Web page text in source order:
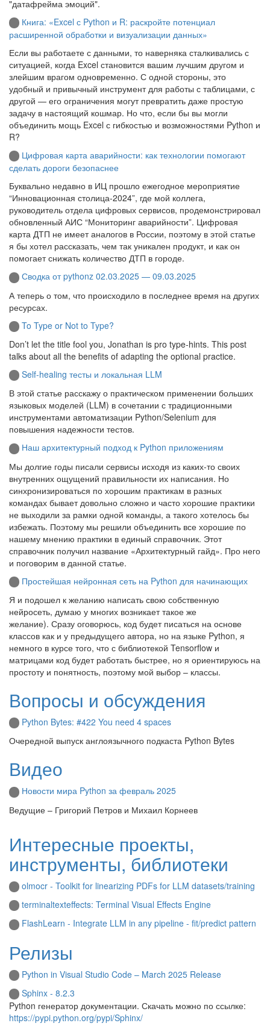
"датафрейма эмоций".
Книга: «Excel с Python и R: раскройте потенциал
расширенной обработки и визуализации данных»
Если вы работаете с данными, то наверняка сталкивались с
ситуацией, когда Excel становится вашим лучшим другом и
злейшим врагом одновременно. С одной стороны, это
удобный и привычный инструмент для работы с таблицами, с
другой — его ограничения могут превратить даже простую
задачу в настоящий кошмар. Но что, если бы вы могли
объединить мощь Excel с гибкостью и возможностями Python и
R?
Цифровая карта аварийности: как технологии помогают
сделать дороги безопаснее
Буквально недавно в ИЦ прошло ежегодное мероприятие
“Инновационная столица-2024”, где мой коллега,
руководитель отдела цифровых сервисов, продемонстрировал
обновленный АИС “Мониторинг аварийности”. Цифровая
карта ДТП не имеет аналогов в России, поэтому в этой статье
я бы хотел рассказать, чем так уникален продукт, и как он
помогает снижать количество ДТП в городе.
Сводка от pythonz 02.03.2025 — 09.03.2025
А теперь о том, что происходило в последнее время на других
ресурсах.
To Type or Not to Type?
Don’t let the title fool you, Jonathan is pro type-hints. This post
talks about all the benefits of adapting the optional practice.
Self-healing тесты и локальная LLM
В этой статье расскажу о практическом применении больших
языковых моделей (LLM) в сочетании с традиционными
инструментами автоматизации Python/Selenium для
повышения надежности тестов.
Наш архитектурный подход к Python приложениям
Мы долгие годы писали сервисы исходя из каких-то своих
внутренних ощущений правильности их написания. Но
синхронизироваться по хорошим практикам в разных
командах бывает довольно сложно и часто хорошие практики
не выходили за рамки одной команды, а такого хотелось бы
избежать. Поэтому мы решили объединить все хорошие по
нашему мнению практики в единый справочник. Этот
справочник получил название «Архитектурный гайд». Про него
и поговорим в данной статье.
Простейшая нейронная сеть на Python для начинающих
Я и подошел к желанию написать свою собственную
нейросеть, думаю у многих возникает такое же
желание). Сразу оговорюсь, код будет писаться на основе
классов как и у предыдущего автора, но на языке Python, я
немного в курсе того, что с библиотекой Tensorflow и
матрицами код будет работать быстрее, но я ориентируюсь на
простоту и понятность, поэтому мой выбор – классы.
Вопросы и обсуждения
Python Bytes: #422 You need 4 spaces
Очередной выпуск англоязычного подкаста Python Bytes
Видео
Новости мира Python за февраль 2025
Ведущие – Григорий Петров и Михаил Корнеев
Интересные проекты,
инструменты, библиотеки
olmocr - Toolkit for linearizing PDFs for LLM datasets/training
terminaltexteffects: Terminal Visual Effects Engine
FlashLearn - Integrate LLM in any pipeline - fit/predict pattern
Релизы
Python in Visual Studio Code – March 2025 Release
Sphinx - 8.2.3
Python генератор документации. Скачать можно по ссылке:
https://pypi.python.org/pypi/Sphinx/